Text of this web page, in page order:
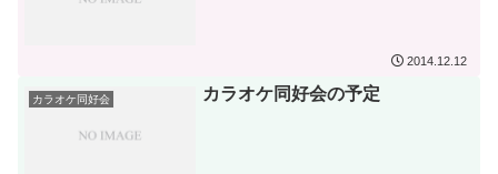
2014.12.12
カラオケ同好会 カラオケ同好会の予定